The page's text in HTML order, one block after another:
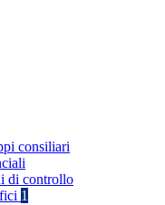
consiliari
di controllo
1